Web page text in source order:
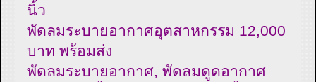
นิ้ว
พัดลมระบายอากาศอุตสาหกรรม 12,000
บาท พร้อมส่ง
พัดลมระบายอากาศ, พัดลมดูดอากาศ